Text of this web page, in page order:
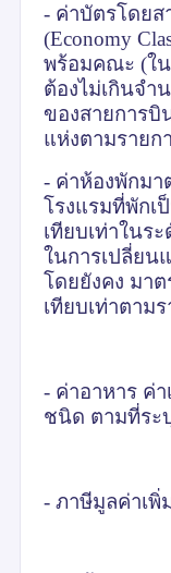
- ค่าบัตรโดยส
(Economy
พร้อมคณะ (ใ
ต้องไม่เกินจำ
ของสายการ
แห่งตามรายก
- ค่าห้องพักมา
โรงแรมที่พักเ
เทียบเท่าในร
ในการเปลี่ยน
โดยยังคง มา
เทียบเท่าตาม
- ค่าอาหาร ค่
ชนิด ตามที่ระ
- ภาษีมูลค่าเพิ่